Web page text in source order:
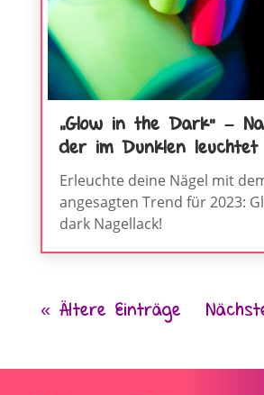
„Glow in the Dark“ –
der im Dunklen leuchtet
Erleuchte deine Nägel mit
angesagten Trend für 2023:
dark Nagellack!
« Ältere Einträge